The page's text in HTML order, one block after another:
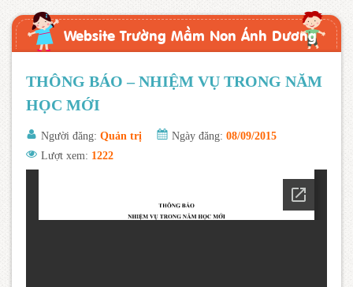
Website Trường Mầm Non Ánh Dương
THÔNG BÁO – NHIỆM VỤ TRONG NĂM
HỌC MỚI
Người đăng: Quản trị Ngày đăng: 08/09/2015
Lượt xem: 1222